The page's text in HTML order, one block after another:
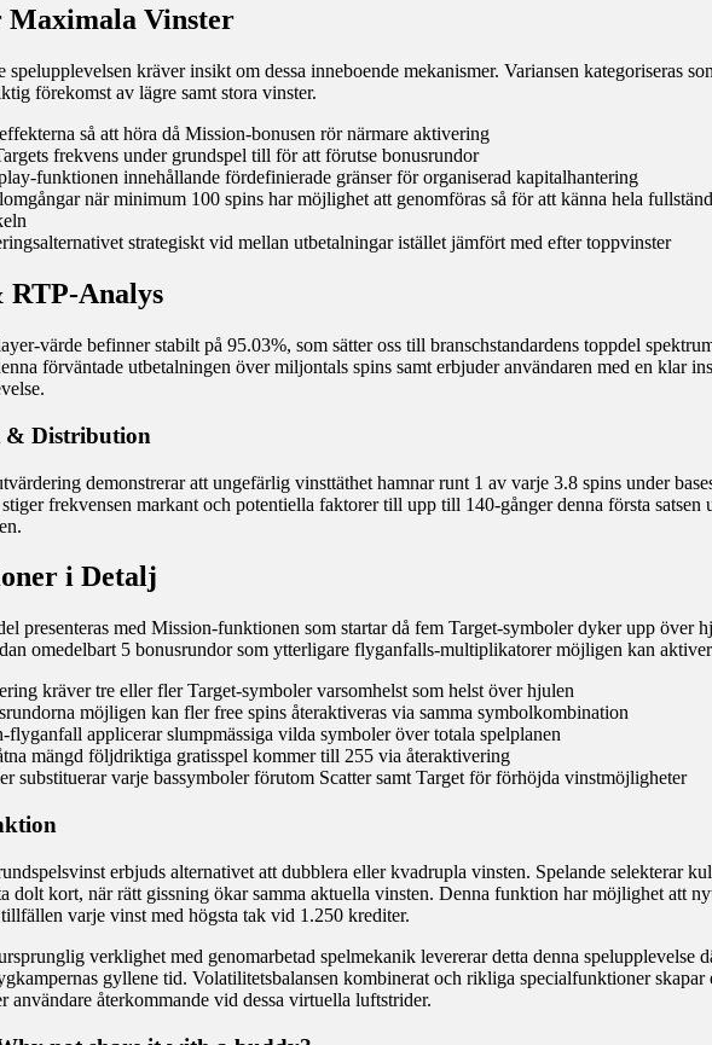
Vinster
kräver insikt om dessa inneboende mekanismer. Variansen kategoriseras
förekomst av lägre samt stora vinster.
så att höra då Mission-bonusen rör närmare aktivering
frekvens under grundspel till för att förutse bonusrundor
funktionen innehållande fördefinierade gränser för organiserad kapitalhantering
när minimum 100 spins har möjlighet att genomföras så för att känna hela
strategiskt vid mellan utbetalningar istället jämfört med efter toppvinster
Analys
värde befinner stabilt på 95.03%, som sätter oss till branschstandardens toppdel
förväntade utbetalningen över miljontals spins samt erbjuder användaren med en klar
& Distribution
demonstrerar att ungefärlig vinsttäthet hamnar runt 1 av varje 3.8 spins under
frekvensen markant och potentiella faktorer till upp till 140-gånger denna första satsen
i Detalj
presenteras med Mission-funktionen som startar då fem Target-symboler dyker upp över
omedelbart 5 bonusrundor som ytterligare flyganfalls-multiplikatorer möjligen kan
kräver tre eller fler Target-symboler varsomhelst som helst över hjulen
möjligen kan fler free spins återaktiveras via samma symbolkombination
flyganfall applicerar slumpmässiga vilda symboler över totala spelplanen
mängd följdriktiga gratisspel kommer till 255 via återaktivering
substituerar varje bassymboler förutom Scatter samt Target för förhöjda vinstmöjligheter
erbjuds alternativet att dubblera eller kvadrupla vinsten. Spelande selekterar
dolt kort, när rätt gissning ökar samma aktuella vinsten. Denna funktion har möjlighet att
varje vinst med högsta tak vid 1.250 krediter.
verklighet med genomarbetad spelmekanik levererar detta denna spelupplevelse
gyllene tid. Volatilitetsbalansen kombinerat och rikliga specialfunktioner skapar
användare återkommande vid dessa virtuella luftstrider.